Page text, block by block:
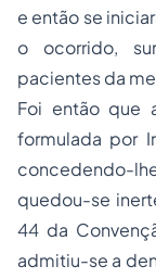
e então se
o ocorrido,
pacientes da
Foi então que
formulada por
concedendo-
quedou-se
44 da
admitiu-se a